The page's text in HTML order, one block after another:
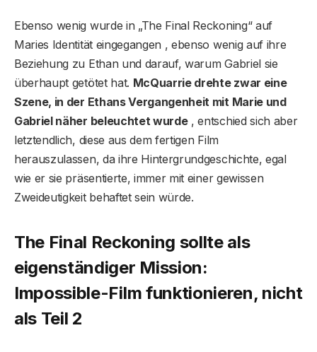
Ebenso wenig wurde in „The Final Reckoning“ auf
Maries Identität eingegangen , ebenso wenig auf ihre
Beziehung zu Ethan und darauf, warum Gabriel sie
überhaupt getötet hat. McQuarrie drehte zwar eine
Szene, in der Ethans Vergangenheit mit Marie und
Gabriel näher beleuchtet wurde, entschied sich aber
letztendlich, diese aus dem fertigen Film
herauszulassen, da ihre Hintergrundgeschichte, egal
wie er sie präsentierte, immer mit einer gewissen
Zweideutigkeit behaftet sein würde.
The Final Reckoning sollte als
eigenständiger Mission:
Impossible-Film funktionieren, nicht
als Teil 2